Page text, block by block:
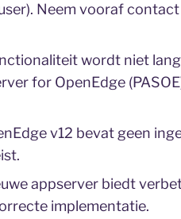
Neem vooraf
wordt niet
for OpenEdge
v12 bevat geen
appserver biedt
implementatie.